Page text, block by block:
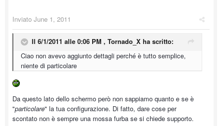
Inviato June 1, 2011
Il 6/1/2011 alle 0:06 PM , Tornado_X ha scritto:
Ciao non avevo aggiunto dettagli perché è tutto semplice,
niente di particolare
Da questo lato dello schermo però non sappiamo quanto e se è
"particolare" la tua configurazione. Di fatto, dare cose per
scontato non è sempre una mossa furba se si chiede supporto.